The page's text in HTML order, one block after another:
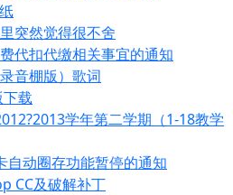
突然觉得很不舍
代扣代缴相关事宜的通知
音棚版）歌词
载
学年第二学期（1-18教学
自动圈存功能暂停的通知
CC及破解补丁